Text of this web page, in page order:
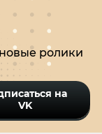
ролики
на
VK